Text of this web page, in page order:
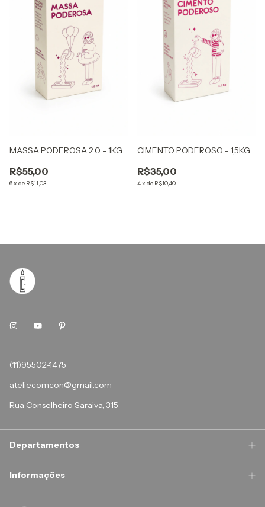
MASSA PODEROSA 2.0 - 1KG
R$55,00
6x de R$11,03
CIMENTO PODEROSO - 1,5KG
R$35,00
4x de R$10,40
(11)95502-1475
ateliecomcon@gmail.com
Rua Conselheiro Saraiva, 315
Departamentos
Informações